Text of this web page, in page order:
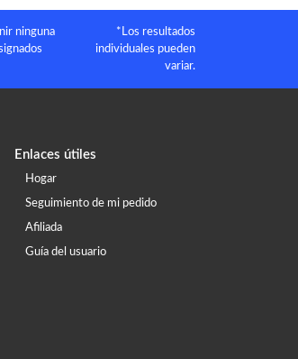
ninguna
*Los resultados
individuales pueden
variar.
Enlaces útiles
Hogar
Seguimiento de mi pedido
Afiliada
Guía del usuario